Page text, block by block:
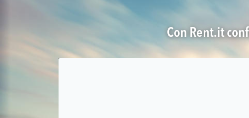
Con Rent.it